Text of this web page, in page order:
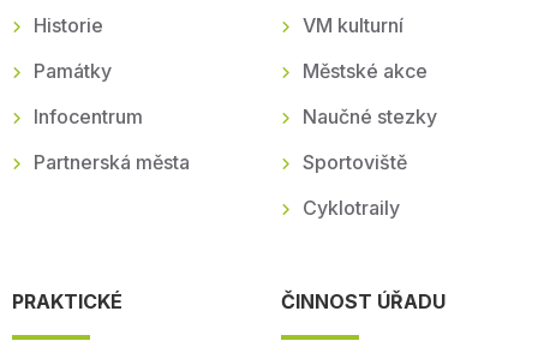
Historie
Památky
Infocentrum
Partnerská města
VM kulturní
Městské akce
Naučné stezky
Sportoviště
Cyklotraily
PRAKTICKÉ ČINNOST ÚŘADU